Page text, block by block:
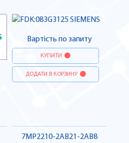
Вартість по запиту
КУПИТИ
ДОДАТИ В КОРЗИНУ
7MP2210-2AB21-2AB8